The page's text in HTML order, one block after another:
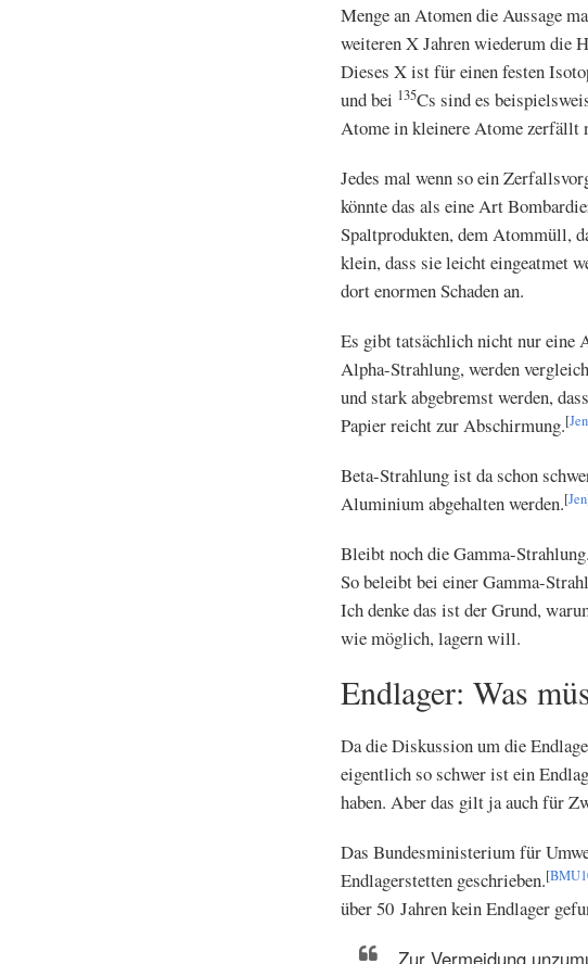
Menge an Atomen die Aussage
weiteren X Jahren wiederum die
Dieses X ist für einen festen
und bei 135Cs sind es
Atome in kleinere Atome zerfällt
Jedes mal wenn so ein
könnte das als eine Art
Spaltprodukten, dem Atommüll,
klein, dass sie leicht eingeatmet
dort enormen Schaden an.
Es gibt tatsächlich nicht nur eine
Alpha-Strahlung, werden
und stark abgebremst werden,
Papier reicht zur Abschirmung.[Jen
Beta-Strahlung ist da schon
Aluminium abgehalten werden.[Jen
Bleibt noch die Gamma-
So beleibt bei einer Gamma-
Ich denke das ist der Grund,
wie möglich, lagern will.
Endlager: Was
Da die Diskussion um die
eigentlich so schwer ist ein
haben. Aber das gilt ja auch für
Das Bundesministerium für
Endlagerstetten geschrieben.[
über 50 Jahren kein Endlager
Zur Vermeidung